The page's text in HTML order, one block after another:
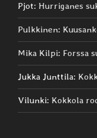
Pjot: Hurriganes
Pulkkinen:
Mika Kilpi: Forssa
Jukka Junttila:
Vilunki: Kokkola